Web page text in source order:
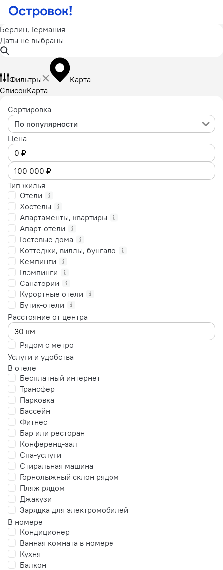
Берлин, Германия
Даты не выбраны
Фильтры
Карта
СписокКарта
Сортировка
По популярности
Цена
Тип жилья
Отели
Хостелы
Апартаменты, квартиры
Апарт-отели
Гостевые дома
Коттеджи, виллы, бунгало
Кемпинги
Глэмпинги
Санатории
Курортные отели
Бутик-отели
Расстояние от центра
Рядом с метро
Услуги и удобства
В отеле
Бесплатный интернет
Трансфер
Парковка
Бассейн
Фитнес
Бар или ресторан
Конференц-зал
Спа-услуги
Стиральная машина
Горнолыжный склон рядом
Пляж рядом
Джакузи
Зарядка для электромобилей
В номере
Кондиционер
Ванная комната в номере
Кухня
Балкон